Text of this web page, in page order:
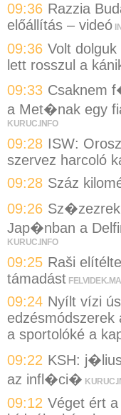
09:36 Razzia
előállítás – videó
09:36 Volt
lett rosszul a
09:33 Csaknem
a Met�nak egy
KURUC.INFO
09:28 ISW:
szervez harcoló
09:28 Száz
09:26
Jap�nban a
KURUC.INFO
09:25 Raši
támadást FELVIDEK.MA
09:24 Nyílt vízi
a sportolóké a
09:22 KSH:
az infl�ci�
09:12 Véget ért